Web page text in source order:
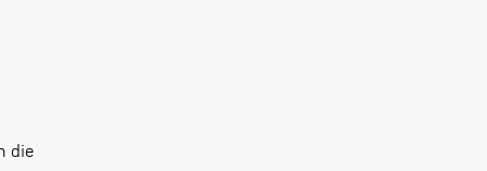
die